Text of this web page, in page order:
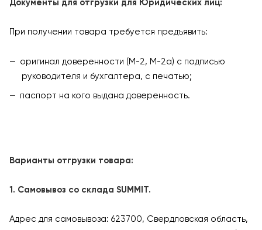
Документы для отгрузки для Юридических лиц:
При получении товара требуется предъявить:
оригинал доверенности (М-2, М-2а) с подписью
руководителя и бухгалтера, с печатью;
паспорт на кого выдана доверенность.
Варианты отгрузки товара:
1. Самовывоз со склада SUMMIT.
Адрес для самовывоза: 623700, Свердловская область,